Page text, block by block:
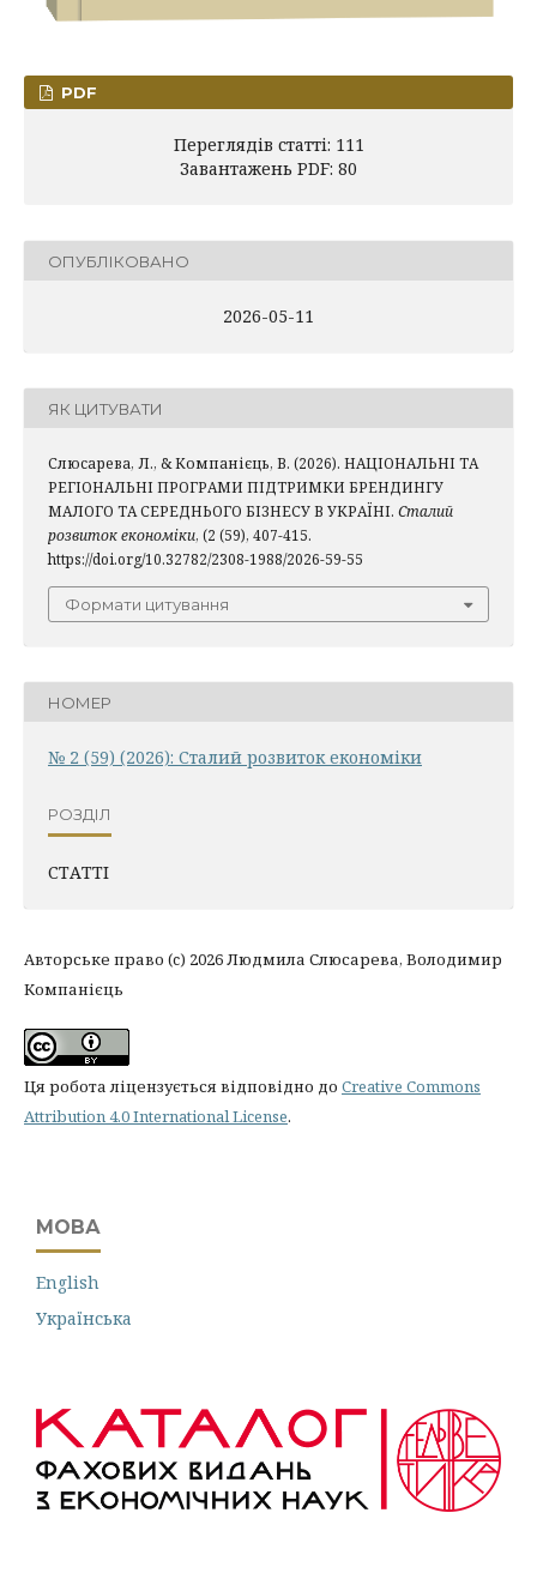
PDF
Переглядів статті: 111
Завантажень PDF: 80
ОПУБЛІКОВАНО
2026-05-11
ЯК ЦИТУВАТИ
Слюсарева, Л., & Компанієць, В. (2026). НАЦІОНАЛЬНІ ТА
РЕГІОНАЛЬНІ ПРОГРАМИ ПІДТРИМКИ БРЕНДИНГУ
МАЛОГО ТА СЕРЕДНЬОГО БІЗНЕСУ В УКРАЇНІ. Сталий
розвиток економіки, (2 (59), 407-415.
https://doi.org/10.32782/2308-1988/2026-59-55
Формати цитування
НОМЕР
№ 2 (59) (2026): Сталий розвиток економіки
РОЗДІЛ
СТАТТІ
Авторське право (c) 2026 Людмила Слюсарева, Володимир
Компанієць
Ця робота ліцензується відповідно до Creative Commons
Attribution 4.0 International License.
МОВА
English
Українська